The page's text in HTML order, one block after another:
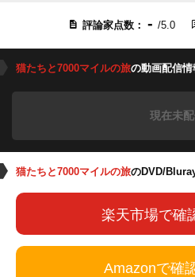
評論家点数： - /5.0
猫たちと7000マイルの旅の動画配信情
現在未
猫たちと7000マイルの旅のDVD/
楽天市場で確
Amazonで確